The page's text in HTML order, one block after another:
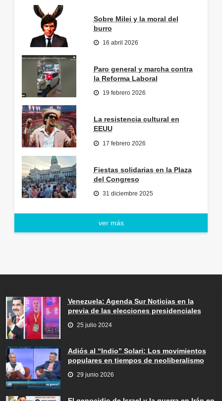
Sobre Milei y la moral del
burro
16 abril 2026
Paro general y marcha contra
la Reforma Laboral
19 febrero 2026
La resistencia cultural en
EEUU
17 febrero 2026
Fiestas solidarias en la Plaza
del Congreso
31 diciembre 2025
ver más
Venezuela: Agenda Sur Noticias en la
previa de las elecciones presidenciales
25 julio 2024
Adiós al “Indio” Solari: Los movimientos
populares en tiempos de neoliberalismo
29 junio 2026